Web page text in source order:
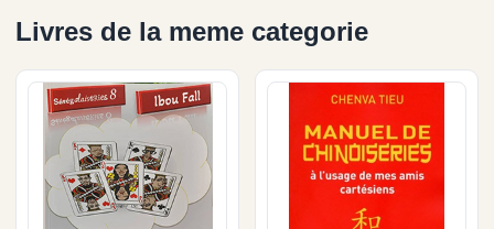
Livres de la meme categorie